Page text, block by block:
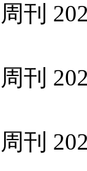
周刊
刊
周刊